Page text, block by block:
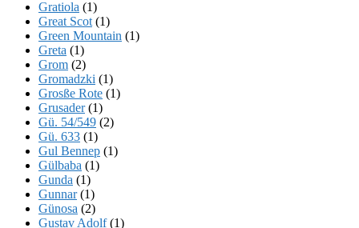
Gratiola (1)
Great Scot (1)
Green Mountain (1)
Greta (1)
Grom (2)
Gromadzki (1)
Grosße Rote (1)
Grusader(1)
Gü. 54/549 (2)
Gü. 633 (1)
Gul Bennep (1)
Gülbaba (1)
Gunda (1)
Gunnar(1)
Günosa (2)
Gustav Adolf(1)